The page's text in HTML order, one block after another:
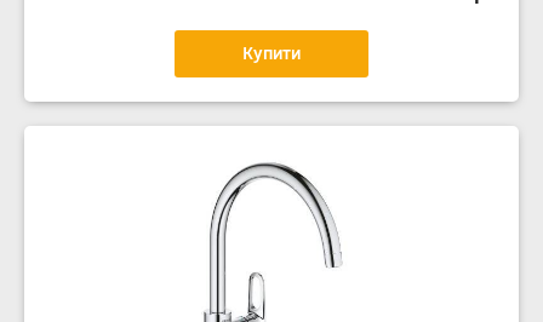
Купити